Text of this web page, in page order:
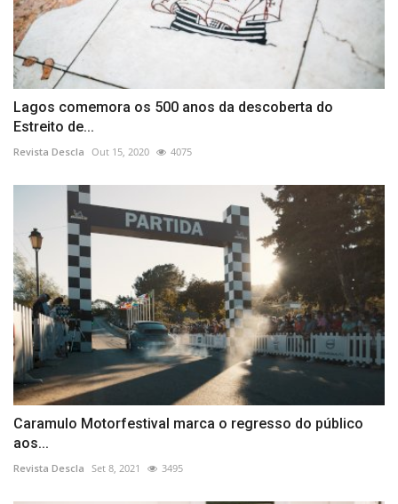
Lagos comemora os 500 anos da descoberta do
Estreito de...
Revista Descla Out 15, 2020 4075
Caramulo Motorfestival marca o regresso do público
aos...
Revista Descla Set 8, 2021 3495